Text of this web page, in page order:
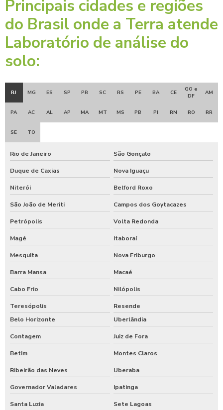
Principais cidades e regiões
do Brasil onde a Terra atende
Laboratório de análise do
solo:
RJ MG ES SP PR SC RS PE BA CE
GO e
DF
AM
PA AC AL AP MA MT MS PB PI RN RO RR
SE TO
Rio de Janeiro São Gonçalo
Duque de Caxias Nova Iguaçu
Niterói Belford Roxo
São João de Meriti Campos dos Goytacazes
Petrópolis Volta Redonda
Magé Itaboraí
Mesquita Nova Friburgo
Barra Mansa Macaé
Cabo Frio Nilópolis
Teresópolis
Resende
Belo Horizonte
Uberlândia
Contagem Juiz de Fora
Betim Montes Claros
Ribeirão das Neves Uberaba
Governador Valadares Ipatinga
Santa Luzia Sete Lagoas